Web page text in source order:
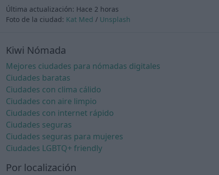
Última actualización: Hace 2 horas
Foto de la ciudad: Kat Med / Unsplash
Kiwi Nómada
Mejores ciudades para nómadas digitales
Ciudades baratas
Ciudades con clima cálido
Ciudades con aire limpio
Ciudades con internet rápido
Ciudades seguras
Ciudades seguras para mujeres
Ciudades LGBTQ+ friendly
Por localización